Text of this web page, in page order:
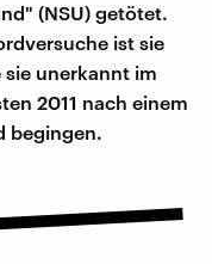
(NSU) getötet.
ist sie
unerkannt im
2011 nach einem
begingen.